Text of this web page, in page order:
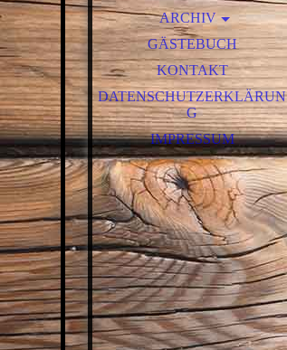
VEREINSHISTORIE
WEGBESCHREIBUNG
ENTSTEHUNG EINER OHIO
RIFLE DURCH GÜNTER
STIFTER
TERMINE UND
VERANSTALTUNGEN
TIPS UND TRICKS
LUNTENSCHLOSSGEWEHR
- IMPRESSIONEN
ARCHIV
2026
2025
2024
2023
2022
2021
2019
2018
2017
2016
2013
2012
GÄSTEBUCH
KONTAKT
DATENSCHUTZERKLÄRUN
G
IMPRESSUM